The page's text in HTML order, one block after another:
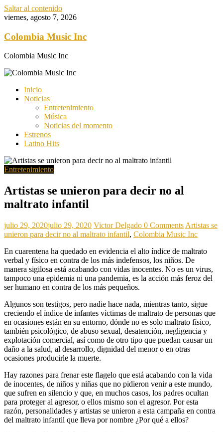
Saltar al contenido
viernes, agosto 7, 2026
Colombia Music Inc
Colombia Music Inc
Inicio
Noticias
Entretenimiento
Música
Noticias del momento
Estrenos
Latino Hits
Entretenimiento
Artistas se unieron para decir no al
maltrato infantil
julio 29, 2020julio 29, 2020 Victor Delgado 0 Comments Artistas se
unieron para decir no al maltrato infantil, Colombia Music Inc
En cuarentena ha quedado en evidencia el alto índice de maltrato
verbal y físico en contra de los más indefensos, los niños. De
manera sigilosa está acabando con vidas inocentes. No es un virus,
tampoco una epidemia ni una pandemia, es la acción más feroz del
ser humano en contra de los más pequeños.
Algunos son testigos, pero nadie hace nada, mientras tanto, sigue
creciendo el índice de infantes víctimas de maltrato de personas que
en ocasiones están en su entorno, dónde no es solo maltrato físico,
también psicológico, de abuso sexual, desatención, negligencia y
explotación comercial, así como de otro tipo que puedan causar un
daño a la salud, al desarrollo, dignidad del menor o en otras
ocasiones producirle la muerte.
Hay razones para frenar este flagelo que está acabando con la vida
de inocentes, de niños y niñas que no pidieron venir a este mundo,
que sufren en silencio y que, en muchos casos, los padres ocultan
para proteger al agresor, o ellos mismo son el agresor. Por esta
razón, personalidades y artistas se unieron a esta campaña en contra
del maltrato infantil que lleva por nombre ¿Por qué a ellos?